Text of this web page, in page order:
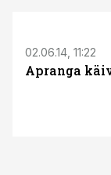
02.06.14, 11:22
Apranga